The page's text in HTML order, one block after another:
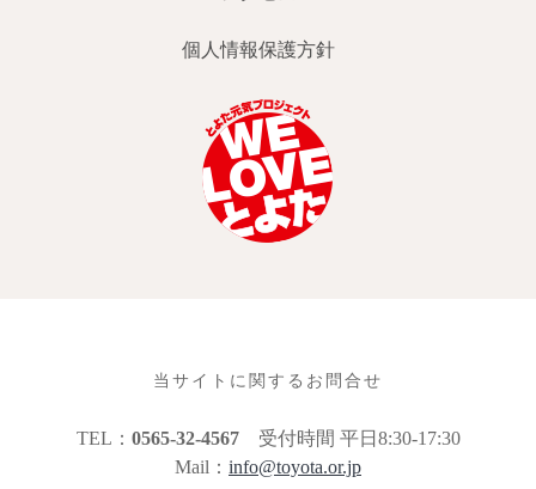
個人情報保護方針
当サイトに関するお問合せ
TEL： 0565-32-4567受付時間 平日8:30-17:30
Mail： info@toyota.or.jp